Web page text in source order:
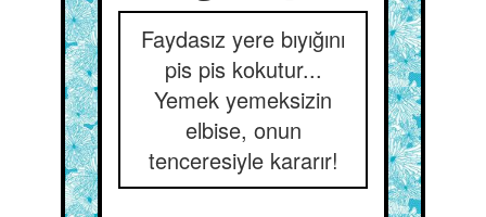
Faydasız yere bıyığını
pis pis kokutur...
Yemek yemeksizin
elbise, onun
tenceresiyle kararır!